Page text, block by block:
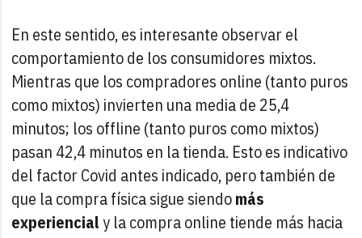
En este sentido, es interesante observar el
comportamiento de los consumidores mixtos.
Mientras que los compradores online (tanto puros
como mixtos) invierten una media de 25,4
minutos; los offline (tanto puros como mixtos)
pasan 42,4 minutos en la tienda. Esto es indicativo
del factor Covid antes indicado, pero también de
que la compra física sigue siendomás
experiencialy la compra online tiende más hacia